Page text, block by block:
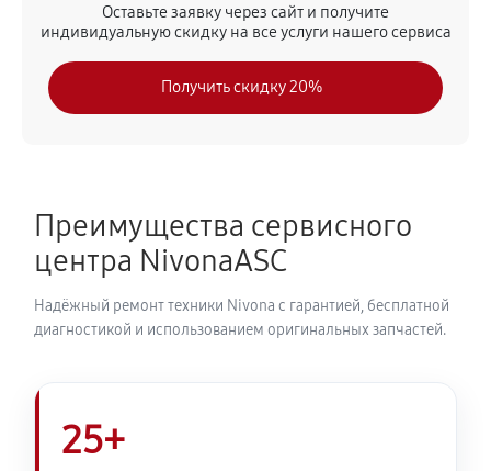
Чистка от кофейных масел
Замена модуля управления
NICR 821
720 руб 40 минут
Ремонт гидросистемы кофемашины Nivona
CafeRomatica NICR 821
Ремонт кофемолки кофемашины Nivona
CafeRomatica NICR 821
Оставьте заявку через сайт и получите
индивидуальную скидку на все услуги нашего сервиса
Получить скидку 20%
Преимущества сервисного
центра NivonaASC
Надёжный ремонт техники Nivona с гарантией, бесплатной
диагностикой и использованием оригинальных запчастей.
25+